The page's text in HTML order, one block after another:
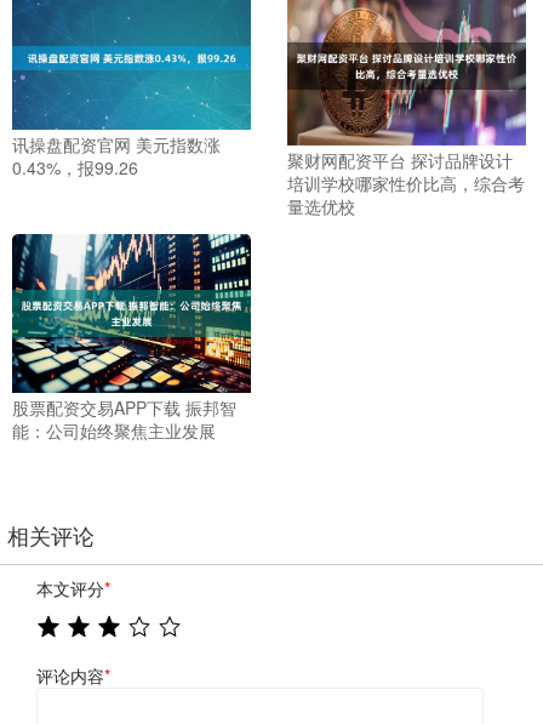
讯操盘配资官网 美元指数涨
0.43%，报99.26
聚财网配资平台 探讨品牌设计
培训学校哪家性价比高，综合考
量选优校
股票配资交易APP下载 振邦智
能：公司始终聚焦主业发展
相关评论
本文评分*
评论内容*